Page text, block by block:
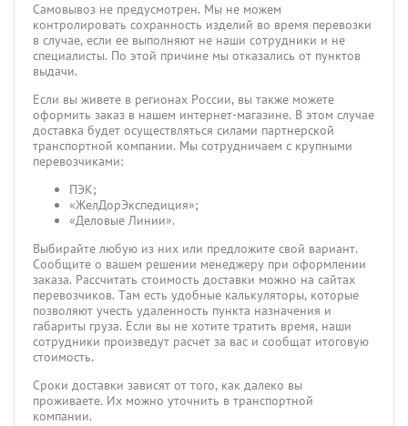
Самовывоз не предусмотрен. Мы не можем
контролировать сохранность изделий во время перевозки
в случае, если ее выполняют не наши сотрудники и не
специалисты. По этой причине мы отказались от пунктов
выдачи.
Если вы живете в регионах России, вы также можете
оформить заказ в нашем интернет-магазине. В этом случае
доставка будет осуществляться силами партнерской
транспортной компании. Мы сотрудничаем с крупными
перевозчиками:
ПЭК;
«ЖелДорЭкспедиция»;
«Деловые Линии».
Выбирайте любую из них или предложите свой вариант.
Сообщите о вашем решении менеджеру при оформлении
заказа. Рассчитать стоимость доставки можно на сайтах
перевозчиков. Там есть удобные калькуляторы, которые
позволяют учесть удаленность пункта назначения и
габариты груза. Если вы не хотите тратить время, наши
сотрудники произведут расчет за вас и сообщат итоговую
стоимость.
Сроки доставки зависят от того, как далеко вы
проживаете. Их можно уточнить в транспортной
компании.